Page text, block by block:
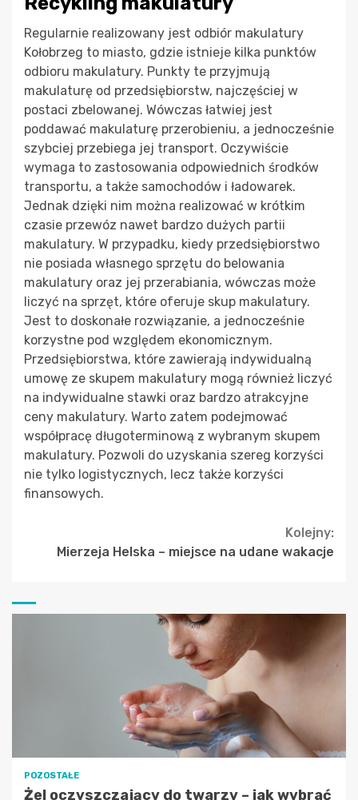
Regularnie realizowany jest odbiór makulatury
Kołobrzeg to miasto, gdzie istnieje kilka punktów
odbioru makulatury. Punkty te przyjmują
makulaturę od przedsiębiorstw, najczęściej w
postaci zbelowanej. Wówczas łatwiej jest
poddawać makulaturę przerobieniu, a jednocześnie
szybciej przebiega jej transport. Oczywiście
wymaga to zastosowania odpowiednich środków
transportu, a także samochodów i ładowarek.
Jednak dzięki nim można realizować w krótkim
czasie przewóz nawet bardzo dużych partii
makulatury. W przypadku, kiedy przedsiębiorstwo
nie posiada własnego sprzętu do belowania
makulatury oraz jej przerabiania, wówczas może
liczyć na sprzęt, które oferuje skup makulatury.
Jest to doskonałe rozwiązanie, a jednocześnie
korzystne pod względem ekonomicznym.
Przedsiębiorstwa, które zawierają indywidualną
umowę ze skupem makulatury mogą również liczyć
na indywidualne stawki oraz bardzo atrakcyjne
ceny makulatury. Warto zatem podejmować
współpracę długoterminową z wybranym skupem
makulatury. Pozwoli do uzyskania szereg korzyści
nie tylko logistycznych, lecz także korzyści
finansowych.
Kolejny:
Mierzeja Helska – miejsce na udane wakacje
POZOSTAŁE
Żel oczyszczający do twarzy – jak wybrać